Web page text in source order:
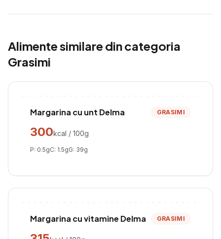
Alimente similare din categoria
Grasimi
Margarina cu unt Delma GRASIMI
300kcal / 100g
P: 0.5gC: 1.5gG: 39g
Margarina cu vitamine Delma GRASIMI